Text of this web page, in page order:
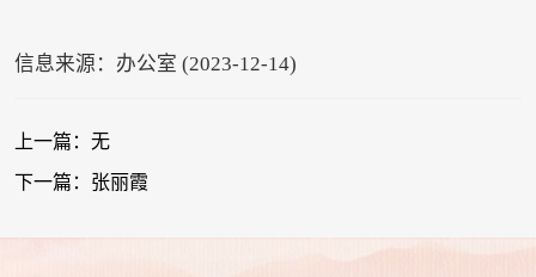
信息来源：办公室 (2023-12-14)
上一篇：无
下一篇：张丽霞